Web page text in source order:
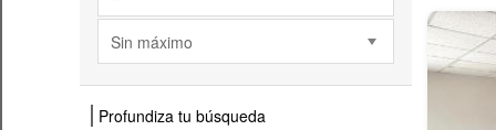
Sin máximo
Profundiza tu búsqueda